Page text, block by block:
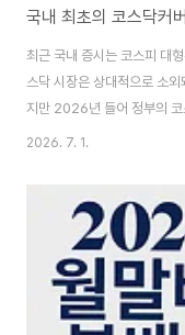
최근 국내 증시는 코스피 대
스닥 시장은 상대적으로 소
지만 2026년 들어 정부의 코
지고 있습니다.연기금 자금
런 흐름 속에서 새롭게 상
티브 ETF입니다.코스닥150
비중을 조절하는 액티브 커
(분배금)을 동시에 추구하
닥150커버드콜액티브 ETF
2026. 7. 1.